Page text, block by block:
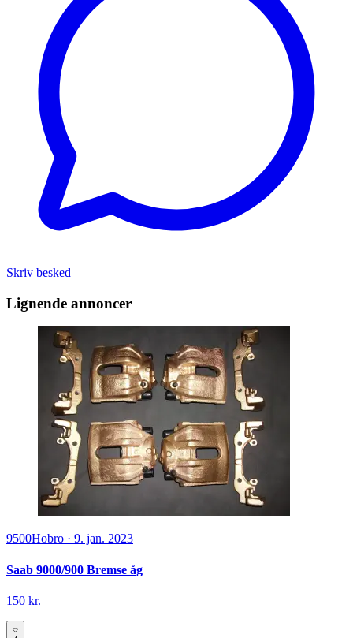
Skriv besked
Lignende annoncer
9500Hobro · 9. jan. 2023
Saab 9000/900 Bremse åg
150 kr.